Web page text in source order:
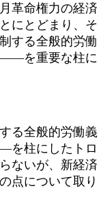
革命権力の経済
にとどまり、そ
する全般的労働
を重要な柱に
る全般的労働義
柱にしたトロ
ないが、新経済
点について取り